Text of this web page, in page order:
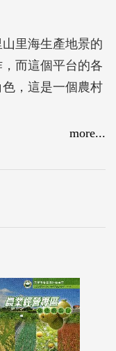
里海生產地景的
而這個平台的各
，這是一個農村
more...